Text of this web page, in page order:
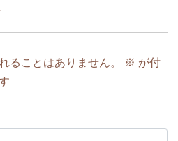
ることはありません。 ※ が付